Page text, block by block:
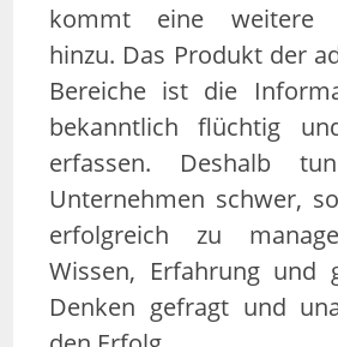
kommt eine weitere
hinzu. Das Produkt der
Bereiche ist die
bekanntlich flüchtig
erfassen. Deshalb
Unternehmen schwer,
erfolgreich zu
Wissen, Erfahrung und
Denken gefragt und